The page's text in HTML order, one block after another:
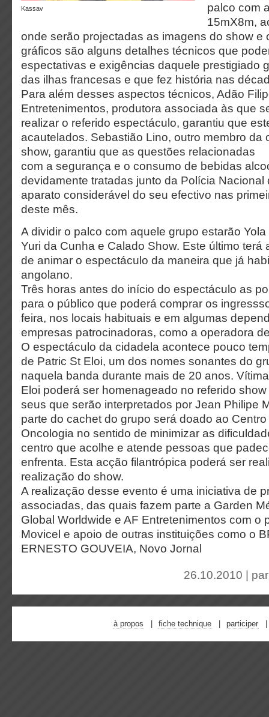
Kassav
palco com
15mX8m,
onde serão projectadas as imagens do show e
gráficos são alguns detalhes técnicos que
espectativas e exigências daquele prestigiado
das ilhas francesas e que fez história nas
Para além desses aspectos técnicos, Adão
Entretenimentos, produtora associada às que
realizar o referido espectáculo, garantiu que
acautelados. Sebastião Lino, outro membro da
show, garantiu que as questões relacionadas
com a segurança e o consumo de bebidas
devidamente tratadas junto da Polícia Nacional
aparato considerável do seu efectivo nas
deste mês.
A dividir o palco com aquele grupo estarão
Yuri da Cunha e Calado Show. Este último terá
de animar o espectáculo da maneira que já
angolano.
Três horas antes do início do espectáculo as
para o público que poderá comprar os
feira, nos locais habituais e em algumas
empresas patrocinadoras, como a operadora
O espectáculo da cidadela acontece pouco
de Patric St Eloi, um dos nomes sonantes do
naquela banda durante mais de 20 anos.
Eloi poderá ser homenageado no referido
seus que serão interpretados por Jean Philipe
parte do cachet do grupo será doado ao
Oncologia no sentido de minimizar as
centro que acolhe e atende pessoas que
enfrenta. Esta acção filantrópica poderá ser
realização do show.
A realização desse evento é uma iniciativa de
associadas, das quais fazem parte a Garden
Global Worldwide e AF Entretenimentos com o
Movicel e apoio de outras instituições como o
ERNESTO GOUVEIA, Novo Jornal
26.10.2010 |
à propos fiche technique participer